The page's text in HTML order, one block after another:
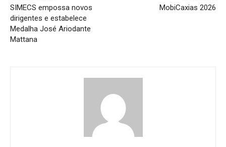
SIMECS empossa novos
dirigentes e estabelece
Medalha José Ariodante
Mattana
MobiCaxias 2026